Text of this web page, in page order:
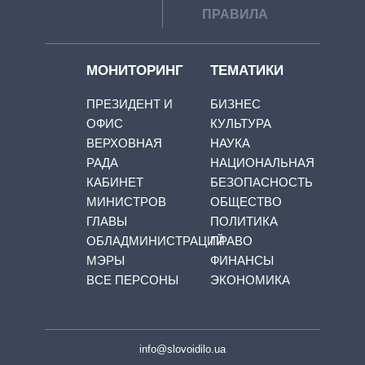
ПРАВИЛА
МОНИТОРИНГ
ПРЕЗИДЕНТ И
ОФИС
ВЕРХОВНАЯ
РАДА
КАБИНЕТ
МИНИСТРОВ
ГЛАВЫ
ОБЛАДМИНИСТРАЦИЙ
МЭРЫ
ВСЕ ПЕРСОНЫ
ТЕМАТИКИ
БИЗНЕС
КУЛЬТУРА
НАУКА
НАЦИОНАЛЬНАЯ
БЕЗОПАСНОСТЬ
ОБЩЕСТВО
ПОЛИТИКА
ПРАВО
ФИНАНСЫ
ЭКОНОМИКА
info@slovoidilo.ua